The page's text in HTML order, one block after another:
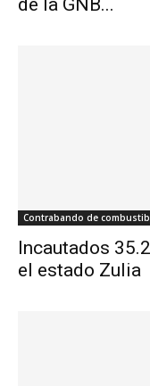
de la GNB...
Contrabando de
Incautados
el estado Zulia